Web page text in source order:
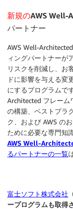
新規のAWS Well-
パートナー
AWS Well-
ィングパートナーが
リスクを削減し、お
ドに影響を与える変
にするプログラムで
Architected フレーム
の構築、ベストプラ
ク、および AWS の
ために必要な専門知
AWS Well-
るパートナーの一覧
富士ソフト株式会社
ープログラムも取得